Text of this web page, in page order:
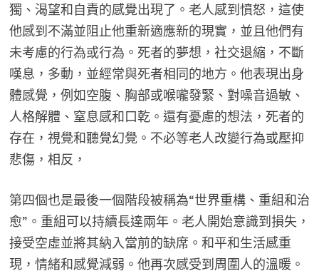
獨、渴望和自責的感覺出現了。老人感到憤怒，這使
他感到不滿並阻止他重新適應新的現實，並且他們有
未考慮的行為或行為。死者的夢想，社交退縮，不斷
嘆息，多動，並經常與死者相同的地方。他表現出身
體感覺，例如空腹、胸部或喉嚨發緊、對噪音過敏、
人格解體、窒息感和口乾。還有憂慮的想法，死者的
存在，視覺和聽覺幻覺。不必等老人改變行為或壓抑
悲傷，相反，
第四個也是最後一個階段被稱為“世界重構、重組和治
愈”。重組可以持續長達兩年。老人開始意識到損失，
接受空虛並將其納入當前的缺席。和平和生活感重
現，情緒和感覺減弱。他再次感受到周圍人的溫暖。